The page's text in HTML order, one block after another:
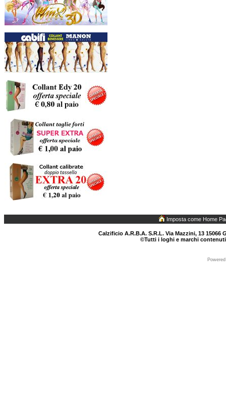
Imposta come Home
Calzificio A.R.B.A. S.R.L. Via Mazzini, 13 15066
©Tutti i loghi e marchi